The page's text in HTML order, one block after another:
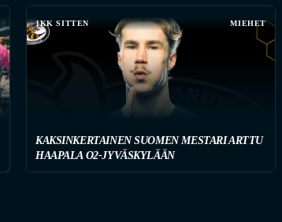
1KK SITTEN MIEHET
KAKSINKERTAINEN SUOMEN MESTARI ARTTU
HAAPALA O2-JYVÄSKYLÄÄN